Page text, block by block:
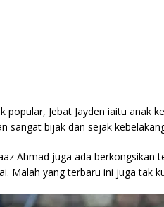
popular, Jebat Jayden iaitu anak
sangat bijak dan sejak
Ahmad juga ada berkongsikan
Malah yang terbaru ini juga tak